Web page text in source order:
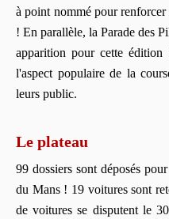
à point nommé pour
! En parallèle, la Parade des
apparition pour cette
l'aspect populaire de la
leurs public.
Le plateau
99 dossiers sont déposés
du Mans ! 19 voitures sont
de voitures se disputent le